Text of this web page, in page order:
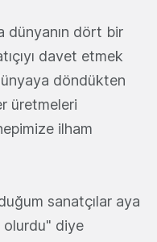
dünyanın dört bir
davet etmek
döndükten
üretmeleri
ilham
sanatçılar aya
olurdu" diye